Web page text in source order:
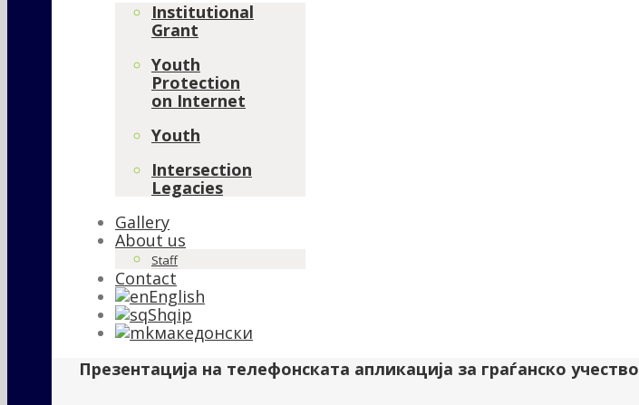
Institutional
Grant
Youth
Protection
on Internet
Youth
Intersection
Legacies
Gallery
About us
Staff
Contact
English
Shqip
македонски
Презентација на телефонската апликација за граѓанско учество